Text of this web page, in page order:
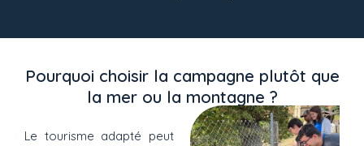
Pourquoi choisir la campagne plutôt que
la mer ou la montagne ?
Le tourisme adapté peut